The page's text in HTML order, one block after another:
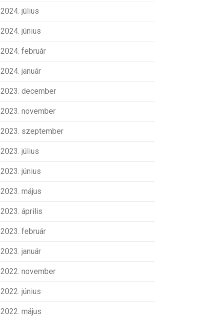
2024. július
2024. június
2024. február
2024. január
2023. december
2023. november
2023. szeptember
2023. július
2023. június
2023. május
2023. április
2023. február
2023. január
2022. november
2022. június
2022. május